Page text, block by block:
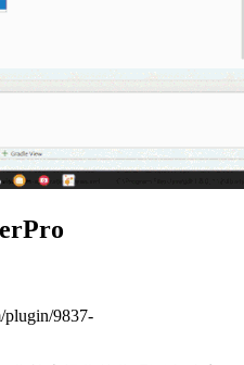
plugin/9837-